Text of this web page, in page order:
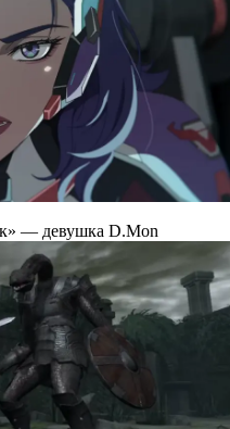
— девушка D.Mon